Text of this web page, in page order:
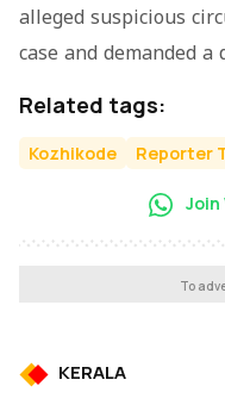
alleged suspicious
case and demanded
Related tags:
Kozhikode Reporter
Join
To
KERALA